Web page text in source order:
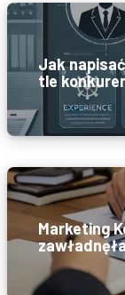
Jak
tle
Marketing